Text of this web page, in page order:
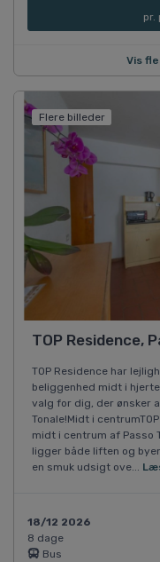
pr.
Vis
Flere billeder
TOP Residence,
TOP Residence har
beliggenhed midt i
valg for dig, der ønsker
Tonale!Midt i
midt i centrum af Passo
ligger både liften og
en smuk udsigt ove...
18/12 2026
8 dage
Bus